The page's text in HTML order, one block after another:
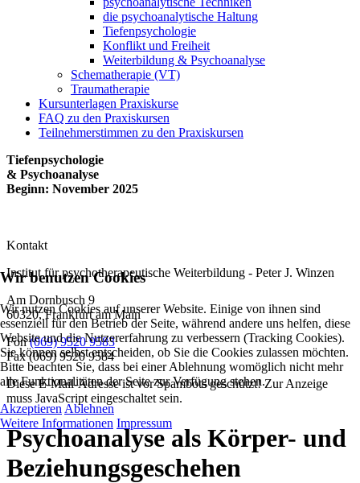
die psychoanalytische Haltung
Tiefenpsychologie
Konflikt und Freiheit
Weiterbildung & Psychoanalyse
Schematherapie (VT)
Traumatherapie
Kursunterlagen Praxiskurse
FAQ zu den Praxiskursen
Teilnehmerstimmen zu den Praxiskursen
Tiefenpsychologie
& Psychoanalyse
Beginn: November 2025
Kontakt
Institut für psychotherapeutische Weiterbildung - Peter J. Winzen
Am Dornbusch 9
60320,Frankfurt am Main
Fon(069) 9520 9583
Fax(069) 9520 9584
Diese E-Mail-Adresse ist vor Spambots geschützt! Zur Anzeige
muss JavaScript eingeschaltet sein.
Psychoanalyse als Körper- und
Beziehungsgeschehen
Wir benutzen Cookies
Wir nutzen Cookies auf unserer Website. Einige von ihnen sind
essenziell für den Betrieb der Seite, während andere uns helfen, diese
Website und die Nutzererfahrung zu verbessern (Tracking Cookies).
Sie können selbst entscheiden, ob Sie die Cookies zulassen möchten.
Bitte beachten Sie, dass bei einer Ablehnung womöglich nicht mehr
alle Funktionalitäten der Seite zur Verfügung stehen.
Akzeptieren Ablehnen
Weitere Informationen Impressum